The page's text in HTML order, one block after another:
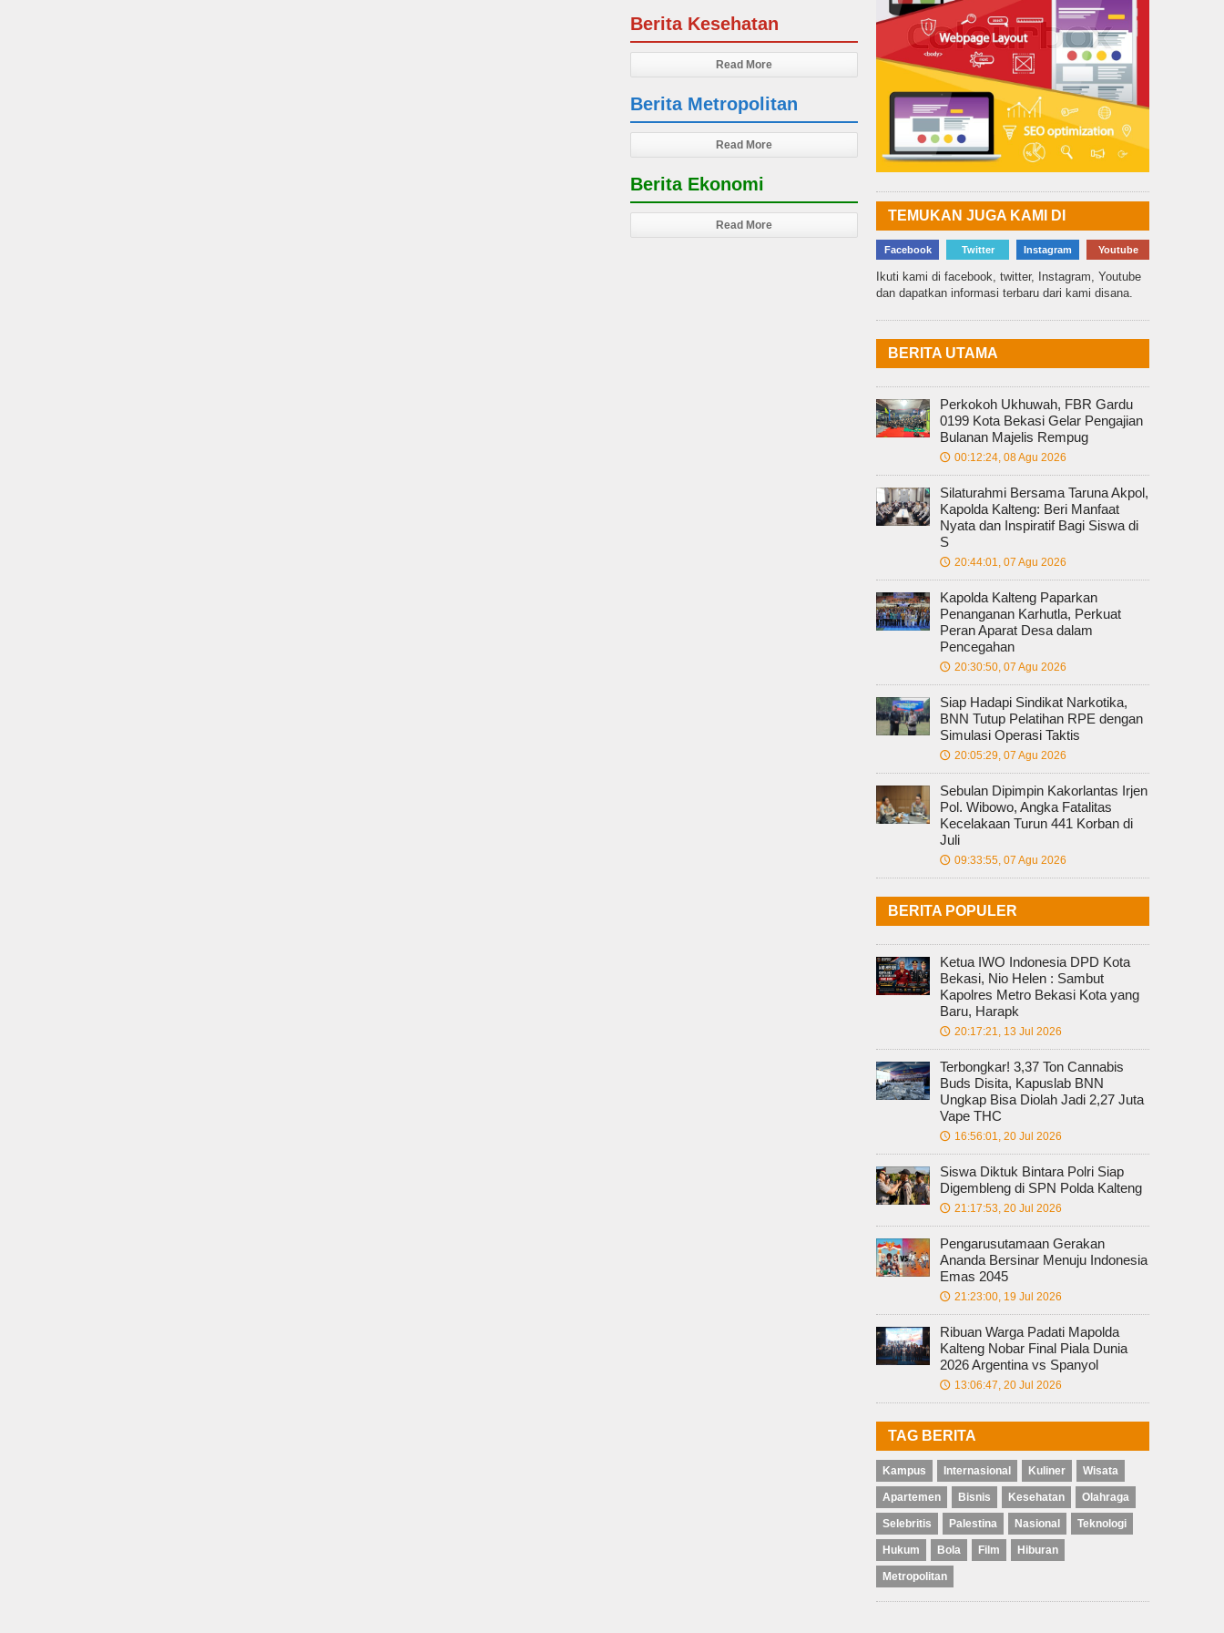
Berita Kesehatan
Read More
Berita Metropolitan
Read More
Berita Ekonomi
Read More
TEMUKAN JUGA KAMI DI
Facebook Twitter Instagram Youtube
Ikuti kami di facebook, twitter, Instagram, Youtube
dan dapatkan informasi terbaru dari kami disana.
BERITA UTAMA
Perkokoh Ukhuwah, FBR Gardu
0199 Kota Bekasi Gelar Pengajian
Bulanan Majelis Rempug
🕔 00:12:24, 08 Agu 2026
Silaturahmi Bersama Taruna Akpol,
Kapolda Kalteng: Beri Manfaat
Nyata dan Inspiratif Bagi Siswa di
S
🕔 20:44:01, 07 Agu 2026
Kapolda Kalteng Paparkan
Penanganan Karhutla, Perkuat
Peran Aparat Desa dalam
Pencegahan
🕔 20:30:50, 07 Agu 2026
Siap Hadapi Sindikat Narkotika,
BNN Tutup Pelatihan RPE dengan
Simulasi Operasi Taktis
🕔 20:05:29, 07 Agu 2026
Sebulan Dipimpin Kakorlantas Irjen
Pol. Wibowo, Angka Fatalitas
Kecelakaan Turun 441 Korban di
Juli
🕔 09:33:55, 07 Agu 2026
BERITA POPULER
Ketua IWO Indonesia DPD Kota
Bekasi, Nio Helen : Sambut
Kapolres Metro Bekasi Kota yang
Baru, Harapk
🕔 20:17:21, 13 Jul 2026
Terbongkar! 3,37 Ton Cannabis
Buds Disita, Kapuslab BNN
Ungkap Bisa Diolah Jadi 2,27 Juta
Vape THC
🕔 16:56:01, 20 Jul 2026
Siswa Diktuk Bintara Polri Siap
Digembleng di SPN Polda Kalteng
🕔 21:17:53, 20 Jul 2026
Pengarusutamaan Gerakan
Ananda Bersinar Menuju Indonesia
Emas 2045
🕔 21:23:00, 19 Jul 2026
Ribuan Warga Padati Mapolda
Kalteng Nobar Final Piala Dunia
2026 Argentina vs Spanyol
🕔 13:06:47, 20 Jul 2026
TAG BERITA
Kampus Internasional Kuliner Wisata
Apartemen Bisnis Kesehatan Olahraga
Selebritis Palestina Nasional Teknologi
Hukum Bola Film Hiburan
Metropolitan